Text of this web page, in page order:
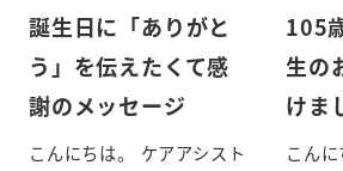
誕生日に「ありがと
う」を伝えたくて感
謝のメッセージ
こんにちは。 ケアアシスト
105
生の
けま
こん